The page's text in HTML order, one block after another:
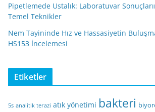
Pipetlemede Ustalık: Laboratuvar
Temel Teknikler
Nem Tayininde Hız ve Hassasiyetin
HS153 İncelemesi
Etiketler
5s analitik terazi atık yönetimi bakteri